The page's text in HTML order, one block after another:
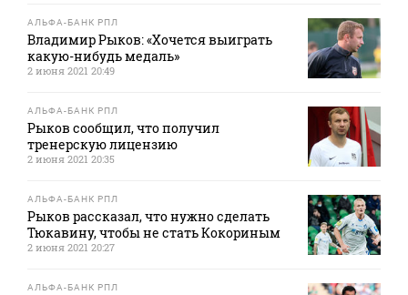
АЛЬФА-БАНК РПЛ
Владимир Рыков: «Хочется выиграть
какую-нибудь медаль»
2 июня 2021 20:49
АЛЬФА-БАНК РПЛ
Рыков сообщил, что получил
тренерскую лицензию
2 июня 2021 20:35
АЛЬФА-БАНК РПЛ
Рыков рассказал, что нужно сделать
Тюкавину, чтобы не стать Кокориным
2 июня 2021 20:27
АЛЬФА-БАНК РПЛ